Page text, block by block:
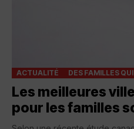
ACTUALITÉ DES FAMILLES
Les meilleures
pour les familles